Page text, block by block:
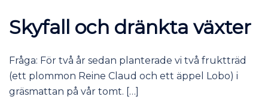
Skyfall och dränkta växter
Fråga: För två år sedan planterade vi två fruktträd
(ett plommon Reine Claud och ett äppel Lobo) i
gräsmattan på vår tomt. […]